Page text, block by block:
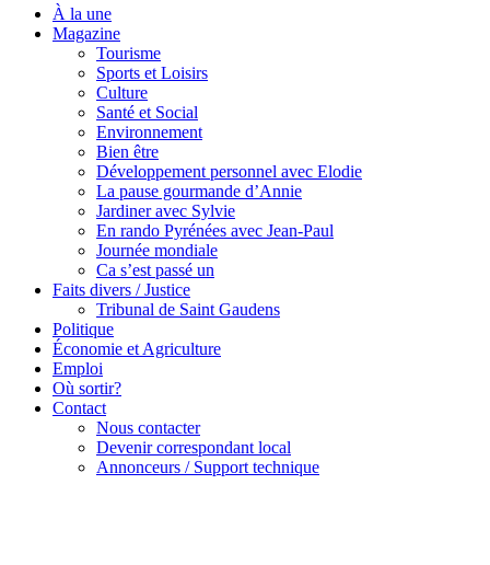
À la une
Magazine
Tourisme
Sports et Loisirs
Culture
Santé et Social
Environnement
Bien être
Développement personnel avec Elodie
La pause gourmande d’Annie
Jardiner avec Sylvie
En rando Pyrénées avec Jean-Paul
Journée mondiale
Ca s’est passé un
Faits divers / Justice
Tribunal de Saint Gaudens
Politique
Économie et Agriculture
Emploi
Où sortir?
Contact
Nous contacter
Devenir correspondant local
Annonceurs / Support technique